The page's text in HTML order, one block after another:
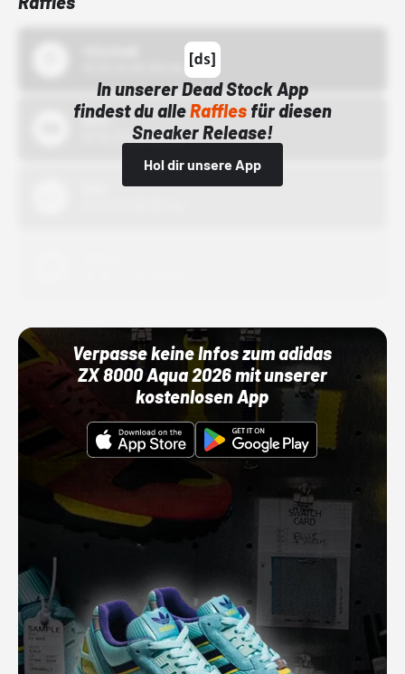
In unserer Dead Stock App
findest du alleRafflesfür diesen
Sneaker Release!
Hol dir unsere App
Bstn
01.10.22 00:00 Uhr
Verpasse keine Infos zum adidas
ZX 8000 Aqua 2026 mit unserer
kostenlosen App